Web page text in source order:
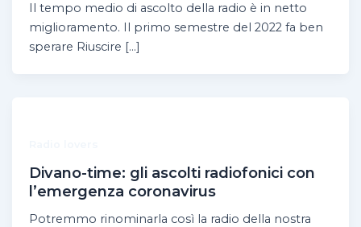
Il tempo medio di ascolto della radio è in netto
miglioramento. Il primo semestre del 2022 fa ben
sperare Riuscire […]
Divano-time: gli ascolti radiofonici con
l’emergenza coronavirus
Potremmo rinominarla così la radio della nostra